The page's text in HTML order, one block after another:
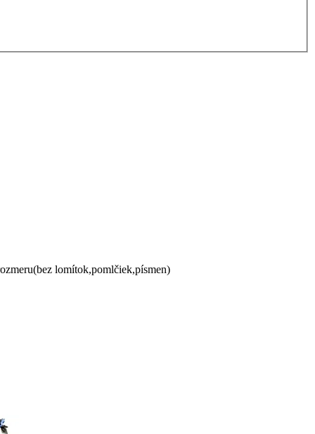
lomítok,pomlčiek,písmen)